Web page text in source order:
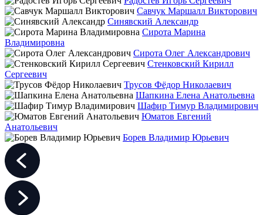
Савчук Маршалл Викторович
Синявский Александр
Сирота Марина
Владимировна
Сирота Олег Александрович
Стенковский Кирилл
Сергеевич
Трусов Фёдор Николаевич
Шапкина Елена Анатольевна
Шафир Тимур Владимирович
Юматов Евгений
Анатольевич
Борев Владимир Юрьевич